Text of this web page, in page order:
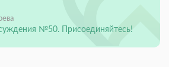
№50. Присоединяйтесь!